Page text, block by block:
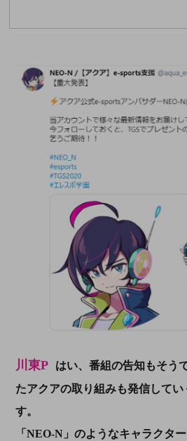
川東P
はい、番組の告知もそう
たアクアの取り組みも発信してい
す。
「NEO-N」のようなキャラクタ